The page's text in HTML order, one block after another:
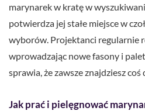
marynarek w kratę w
potwierdza jej stałe miejsce w
wyborów. Projektanci regularnie
wprowadzając nowe fasony i
sprawia, że zawsze znajdziesz coś
Jak prać i pielęgnować